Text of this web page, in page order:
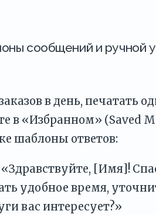
сообщений и ручной
в день, печатать
в «Избранном» (Saved
шаблоны ответов:
«Здравствуйте, [Имя]!
удобное время,
вас интересует?»